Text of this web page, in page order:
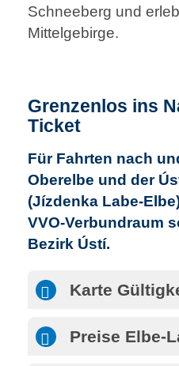
Schneeberg und
Mittelgebirge.
Grenzenlos ins
Ticket
Für Fahrten nach
Oberelbe und der
(Jízdenka Labe-
VVO-Verbundraum
Bezirk Ústí.
Karte
Preise Elbe-